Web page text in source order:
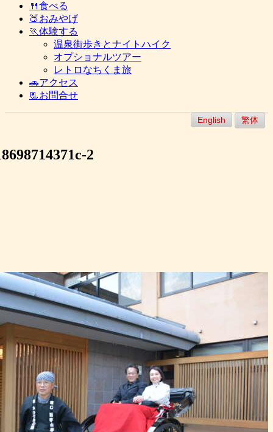
🍴食べる
🍑おみやげ
🏃体験する
温泉街歩きとナイトハイク
オプショナルツアー
レトロなちくま旅
🚗アクセス
📃お問合せ
English 繁体
2